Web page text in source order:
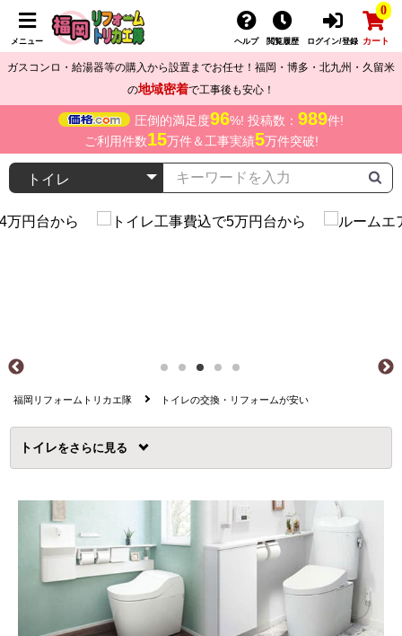
メニュー ヘルプ 閲覧履歴 ログイン/登録
0
カート
ガスコンロ・給湯器等の購入から設置までお任せ！福岡・博多・北九州・久留米
の地域密着で工事後も安心！
圧倒的満足度96%! 投稿数： 989件!
ご利用件数15万件＆工事実績5万件突破!
福岡リフォームトリカエ隊 トイレの交換・リフォームが安い
トイレを